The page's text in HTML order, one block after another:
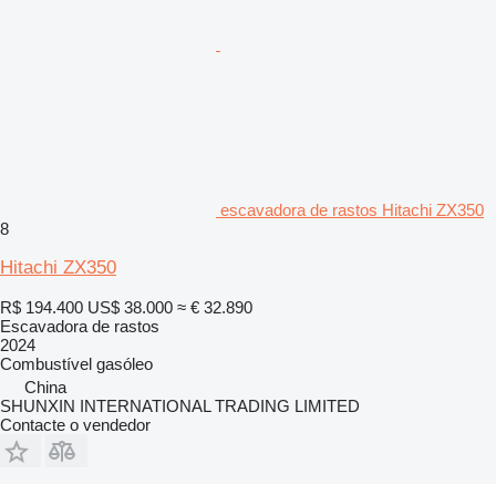
escavadora de rastos Hitachi ZX350
8
Hitachi ZX350
R$ 194.400 US$ 38.000 ≈ € 32.890
Escavadora de rastos
2024
Combustível gasóleo
China
SHUNXIN INTERNATIONAL TRADING LIMITED
Contacte o vendedor